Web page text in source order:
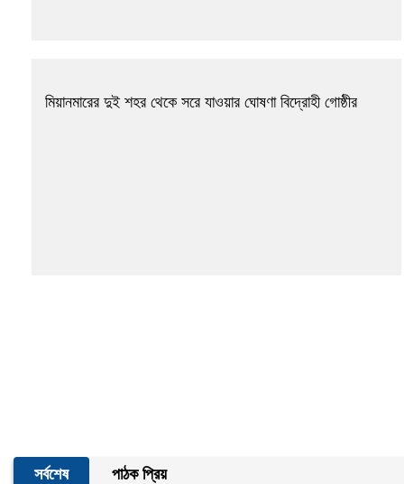
মিয়ানমারের দুই শহর থেকে সরে যাওয়ার ঘোষণা বিদ্রোহী গোষ্ঠীর
সর্বশেষ পাঠক প্রিয়